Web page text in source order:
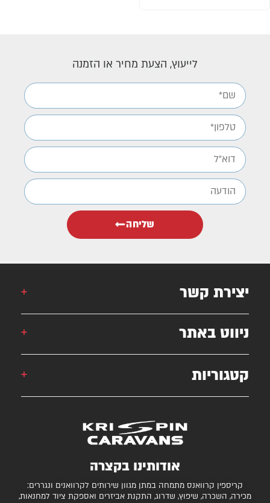
לייעוץ, הצעת מחיר או הזמנה
שליחה
יצירת קשר
אורן: 052-6868777
krispincaravans@gmail.com
עצמונה 16, אזה"ת מישור אדומים
ניווט באתר
קרוואן
השירותים שלנו
חניונים מומלצים
יצירת קשר
קטגוריות
ציוד ואביזרים נלווים
אודותינו בקצרה
קריספין קרוואנס מתמחה במתן מגוון שירותים לקרוואנים ונגררים:
מכירה, השכרה, שיפוץ, שדרוג, התקנת אביזרים ואספקת ציוד למחנאות,